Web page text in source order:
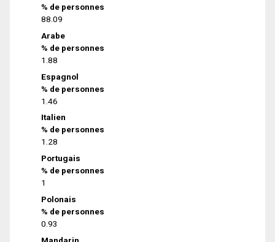
% de personnes
88.09
Arabe
% de personnes
1.88
Espagnol
% de personnes
1.46
Italien
% de personnes
1.28
Portugais
% de personnes
1
Polonais
% de personnes
0.93
Mandarin